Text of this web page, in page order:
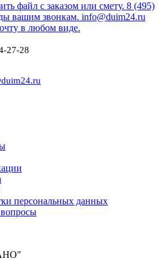
файл с заказом или смету. 8 (495)
вашим звонкам. info@duim24.ru
в любом виде.
27-28
персональных данных
вопросы